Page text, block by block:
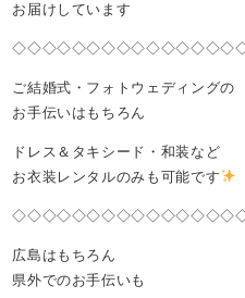
お届けしています
ご結婚式・フォトウェディングの
お手伝いはもちろん
ドレス＆タキシード・和装など
お衣装レンタルのみも可能です
広島はもちろん
県外でのお手伝いも